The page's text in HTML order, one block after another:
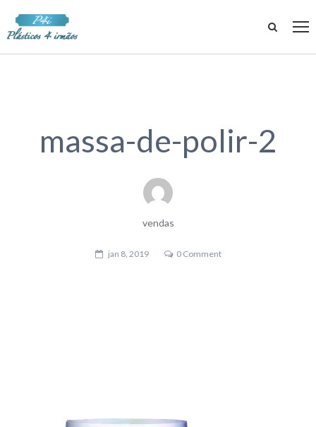
massa-de-polir-2
vendas
jan 8, 2019 0 Comment